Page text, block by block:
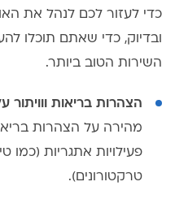
כדי לעזור לכם לנהל את
ובדיוק, כדי שאתם תוכלו
השירות הטוב ביותר.
הצהרות בריאות ווויתור
מהירה על הצהרות
פעילויות אתגריות (כמו
טרקטורונים).